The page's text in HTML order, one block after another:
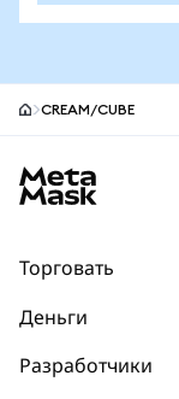
CREAM/CUBE
Торговать
Прогнозы
Деньги
Разработчики